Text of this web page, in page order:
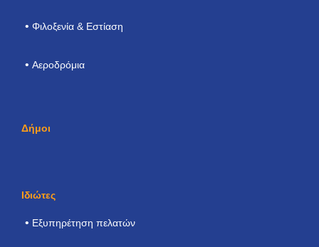
Φιλοξενία & Εστίαση
Αεροδρόμια
Δήμοι
Ιδιώτες
Εξυπηρέτηση πελατών